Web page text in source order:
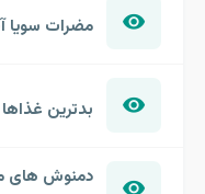
مضرات سویا
بدترین
دمنوش های